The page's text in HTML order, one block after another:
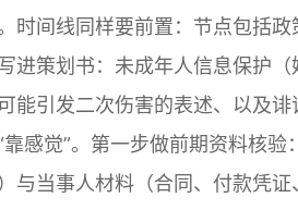
时间线同样要前置：节点包括
进策划书：未成年人信息保护
能引发二次伤害的表述、以及
靠感觉”。第一步做前期资料核
与当事人材料（合同、付款凭